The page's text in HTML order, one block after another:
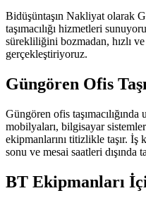
Bidüşüntaşın Nakliyat olarak
taşımacılığı hizmetleri
sürekliliğini bozmadan, hızlı
gerçekleştiriyoruz.
Güngören Ofis
Güngören ofis
mobilyaları, bilgisayar
ekipmanlarını titizlikle taşır. İş
sonu ve mesai saatleri dışında
BT Ekipmanları